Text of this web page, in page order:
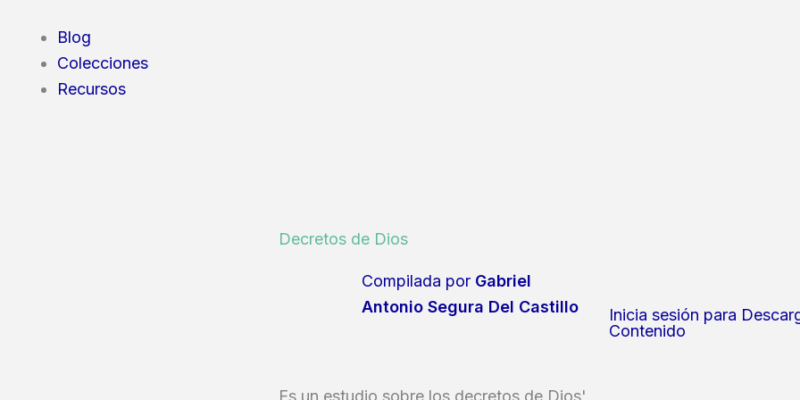
Blog
Colecciones
Recursos
Decretos de Dios
Compilada por Gabriel
Antonio Segura Del Castillo
Inicia sesión para
Contenido
Es un estudio sobre los decretos de Dios'